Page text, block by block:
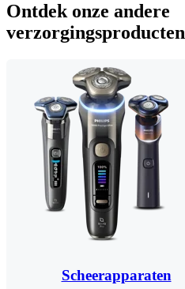
Ontdek onze andere
verzorgingsproducten
Scheerapparaten